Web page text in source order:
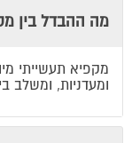
מה ההבדל בין
מקפיא תעשייתי
ומעדניות, ומשלב